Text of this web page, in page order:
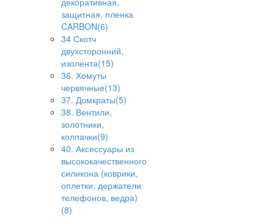
защитная, пленка
CARBON(6)
34 Скотч
двухсторонний,
изолента(15)
36. Хомуты
червячные(13)
37. Домкраты(5)
38. Вентили,
золотники,
колпачки(9)
40. Аксессуары из
высококачественного
силикона (коврики,
оплетки, держатели
телефонов, ведра)
(8)